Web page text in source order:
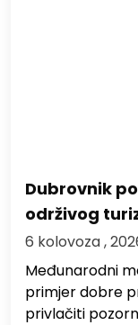
Dubrovnik
održivog
6 kolovoza ,
Međunarodni
primjer dobre
privlačiti